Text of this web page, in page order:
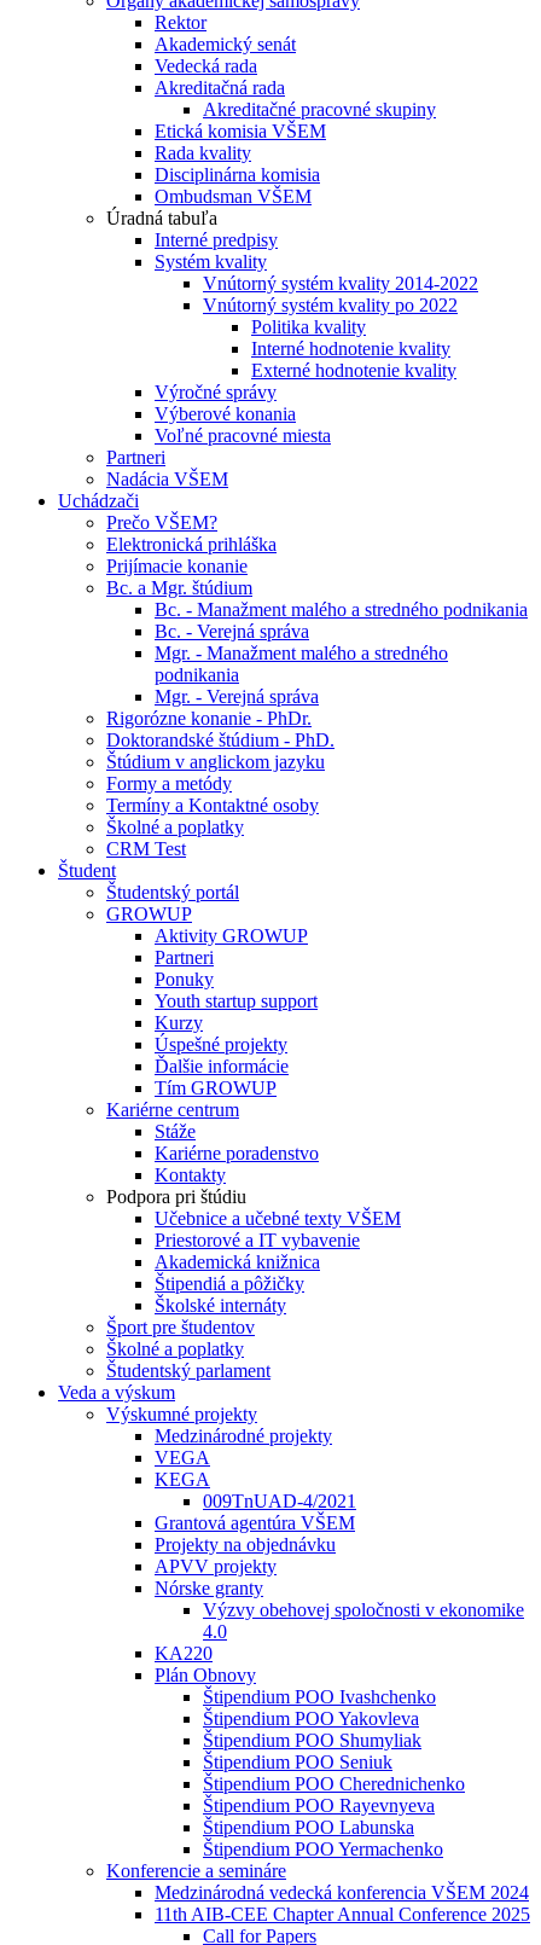
Rektor
Akademický senát
Vedecká rada
Akreditačná rada
Akreditačné pracovné skupiny
Etická komisia VŠEM
Rada kvality
Disciplinárna komisia
Ombudsman VŠEM
Úradná tabuľa
Interné predpisy
Systém kvality
Vnútorný systém kvality 2014-2022
Vnútorný systém kvality po 2022
Politika kvality
Interné hodnotenie kvality
Externé hodnotenie kvality
Výročné správy
Výberové konania
Voľné pracovné miesta
Partneri
Nadácia VŠEM
Uchádzači
Prečo VŠEM?
Elektronická prihláška
Prijímacie konanie
Bc. a Mgr. štúdium
Bc. - Manažment malého a stredného podnikania
Bc. - Verejná správa
Mgr. - Manažment malého a stredného
podnikania
Mgr. - Verejná správa
Rigorózne konanie - PhDr.
Doktorandské štúdium - PhD.
Štúdium v anglickom jazyku
Formy a metódy
Termíny a Kontaktné osoby
Školné a poplatky
CRM Test
Študent
Študentský portál
GROWUP
Aktivity GROWUP
Partneri
Ponuky
Youth startup support
Kurzy
Úspešné projekty
Ďalšie informácie
Tím GROWUP
Kariérne centrum
Stáže
Kariérne poradenstvo
Kontakty
Podpora pri štúdiu
Učebnice a učebné texty VŠEM
Priestorové a IT vybavenie
Akademická knižnica
Štipendiá a pôžičky
Školské internáty
Šport pre študentov
Školné a poplatky
Študentský parlament
Veda a výskum
Výskumné projekty
Medzinárodné projekty
VEGA
KEGA
009TnUAD-4/2021
Grantová agentúra VŠEM
Projekty na objednávku
APVV projekty
Nórske granty
Výzvy obehovej spoločnosti v ekonomike
4.0
KA220
Plán Obnovy
Štipendium POO Ivashchenko
Štipendium POO Yakovleva
Štipendium POO Shumyliak
Štipendium POO Seniuk
Štipendium POO Cherednichenko
Štipendium POO Rayevnyeva
Štipendium POO Labunska
Štipendium POO Yermachenko
Konferencie a semináre
Medzinárodná vedecká konferencia VŠEM 2024
11th AIB-CEE Chapter Annual Conference 2025
Call for Papers